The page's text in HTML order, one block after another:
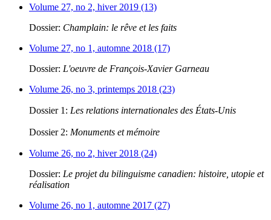
Volume 27, no 2, hiver 2019 (13)
Dossier: Champlain: le rêve et les faits
Volume 27, no 1, automne 2018 (17)
Dossier: L'oeuvre de François-Xavier Garneau
Volume 26, no 3, printemps 2018 (23)
Dossier 1: Les relations internationales des États-Unis
Dossier 2: Monuments et mémoire
Volume 26, no 2, hiver 2018 (24)
Dossier: Le projet du bilinguisme canadien: histoire, utopie et
réalisation
Volume 26, no 1, automne 2017 (27)